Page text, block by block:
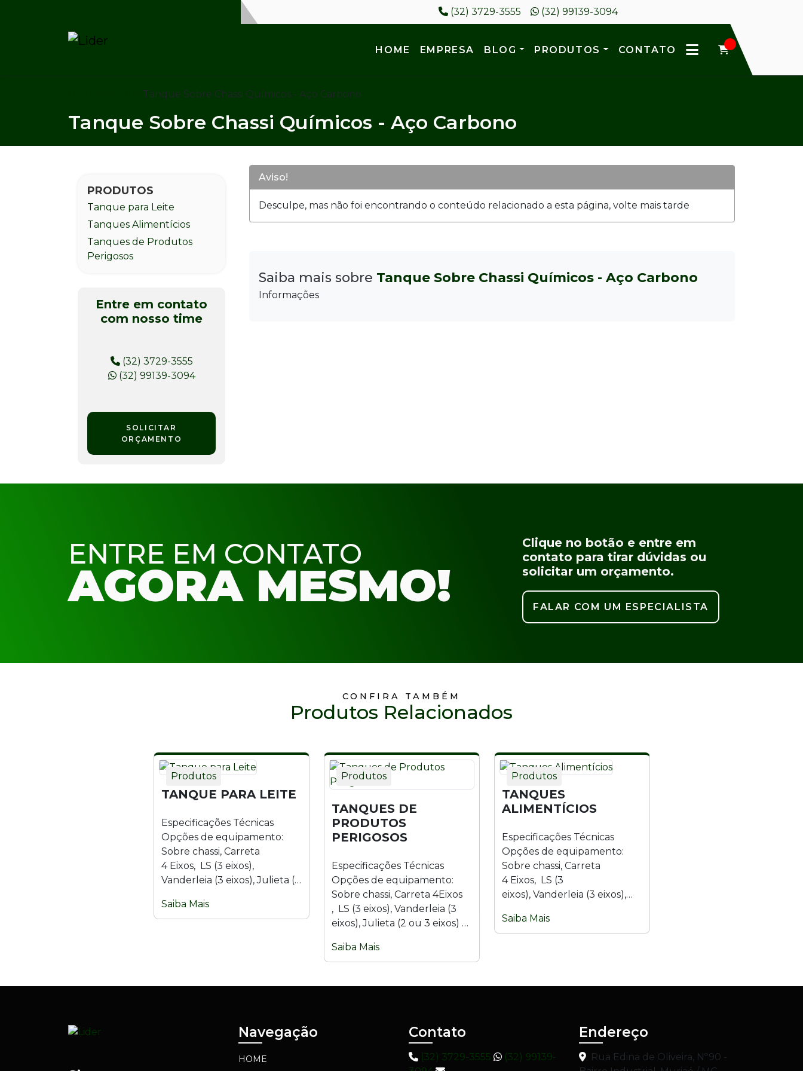
(32) 3729-3555 (32) 99139-3094
HOME EMPRESA BLOG PRODUTOS CONTATO
Tanque Sobre Chassi Químicos - Aço Carbono
Tanque Sobre Chassi Químicos - Aço Carbono
Aviso!
Desculpe, mas não foi encontrando o conteúdo relacionado a esta página, volte mais tarde
Saiba mais sobre Tanque Sobre Chassi Químicos - Aço Carbono
Informações
PRODUTOS
Tanque para Leite
Tanques Alimentícios
Tanques de Produtos
Perigosos
Entre em contato
com nosso time
(32) 3729-3555
(32) 99139-3094
SOLICITAR
ORÇAMENTO
ENTRE EM CONTATO
AGORA MESMO!
Clique no botão e entre em
contato para tirar dúvidas ou
solicitar um orçamento.
FALAR COM UM ESPECIALISTA
CONFIRA TAMBÉM
Produtos Relacionados
Produtos
TANQUE PARA LEITE
Especificações Técnicas
Opções de equipamento:
Sobre chassi, Carreta
4 Eixos, LS (3 eixos),
Vanderleia (3 eixos), Julieta (2
Material: Aço inoxidável...
Saiba Mais
Produtos
TANQUES DE
PRODUTOS
PERIGOSOS
Especificações Técnicas
Opções de equipamento:
Sobre chassi, Carreta 4Eixos
, LS (3 eixos), Vanderleia (3
eixos), Julieta (2 ou 3 eixos) e
Saiba Mais
Produtos
TANQUES
ALIMENTÍCIOS
Especificações Técnicas
Opções de equipamento:
Sobre chassi, Carreta
4 Eixos, LS (3
eixos), Vanderleia (3 eixos),
(9 eixos). Material: Aço
inoxidável...
Saiba Mais
Navegação
HOME
Contato
(32) 3729-3555
(32) 99139-
Endereço
Rua Edina de Oliveira, Nº90 -